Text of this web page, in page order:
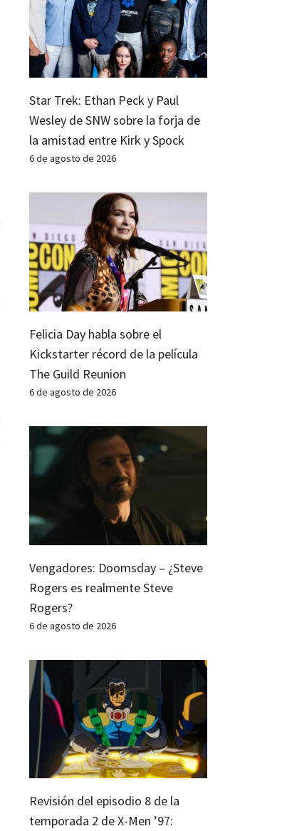
Star Trek: Ethan Peck y Paul
Wesley de SNW sobre la forja de
la amistad entre Kirk y Spock
6 de agosto de 2026
Felicia Day habla sobre el
Kickstarter récord de la película
The Guild Reunion
6 de agosto de 2026
Vengadores: Doomsday – ¿Steve
Rogers es realmente Steve
Rogers?
6 de agosto de 2026
Revisión del episodio 8 de la
temporada 2 de X-Men ’97: